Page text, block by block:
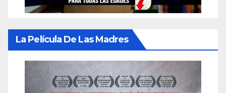
La Película De Las Madres